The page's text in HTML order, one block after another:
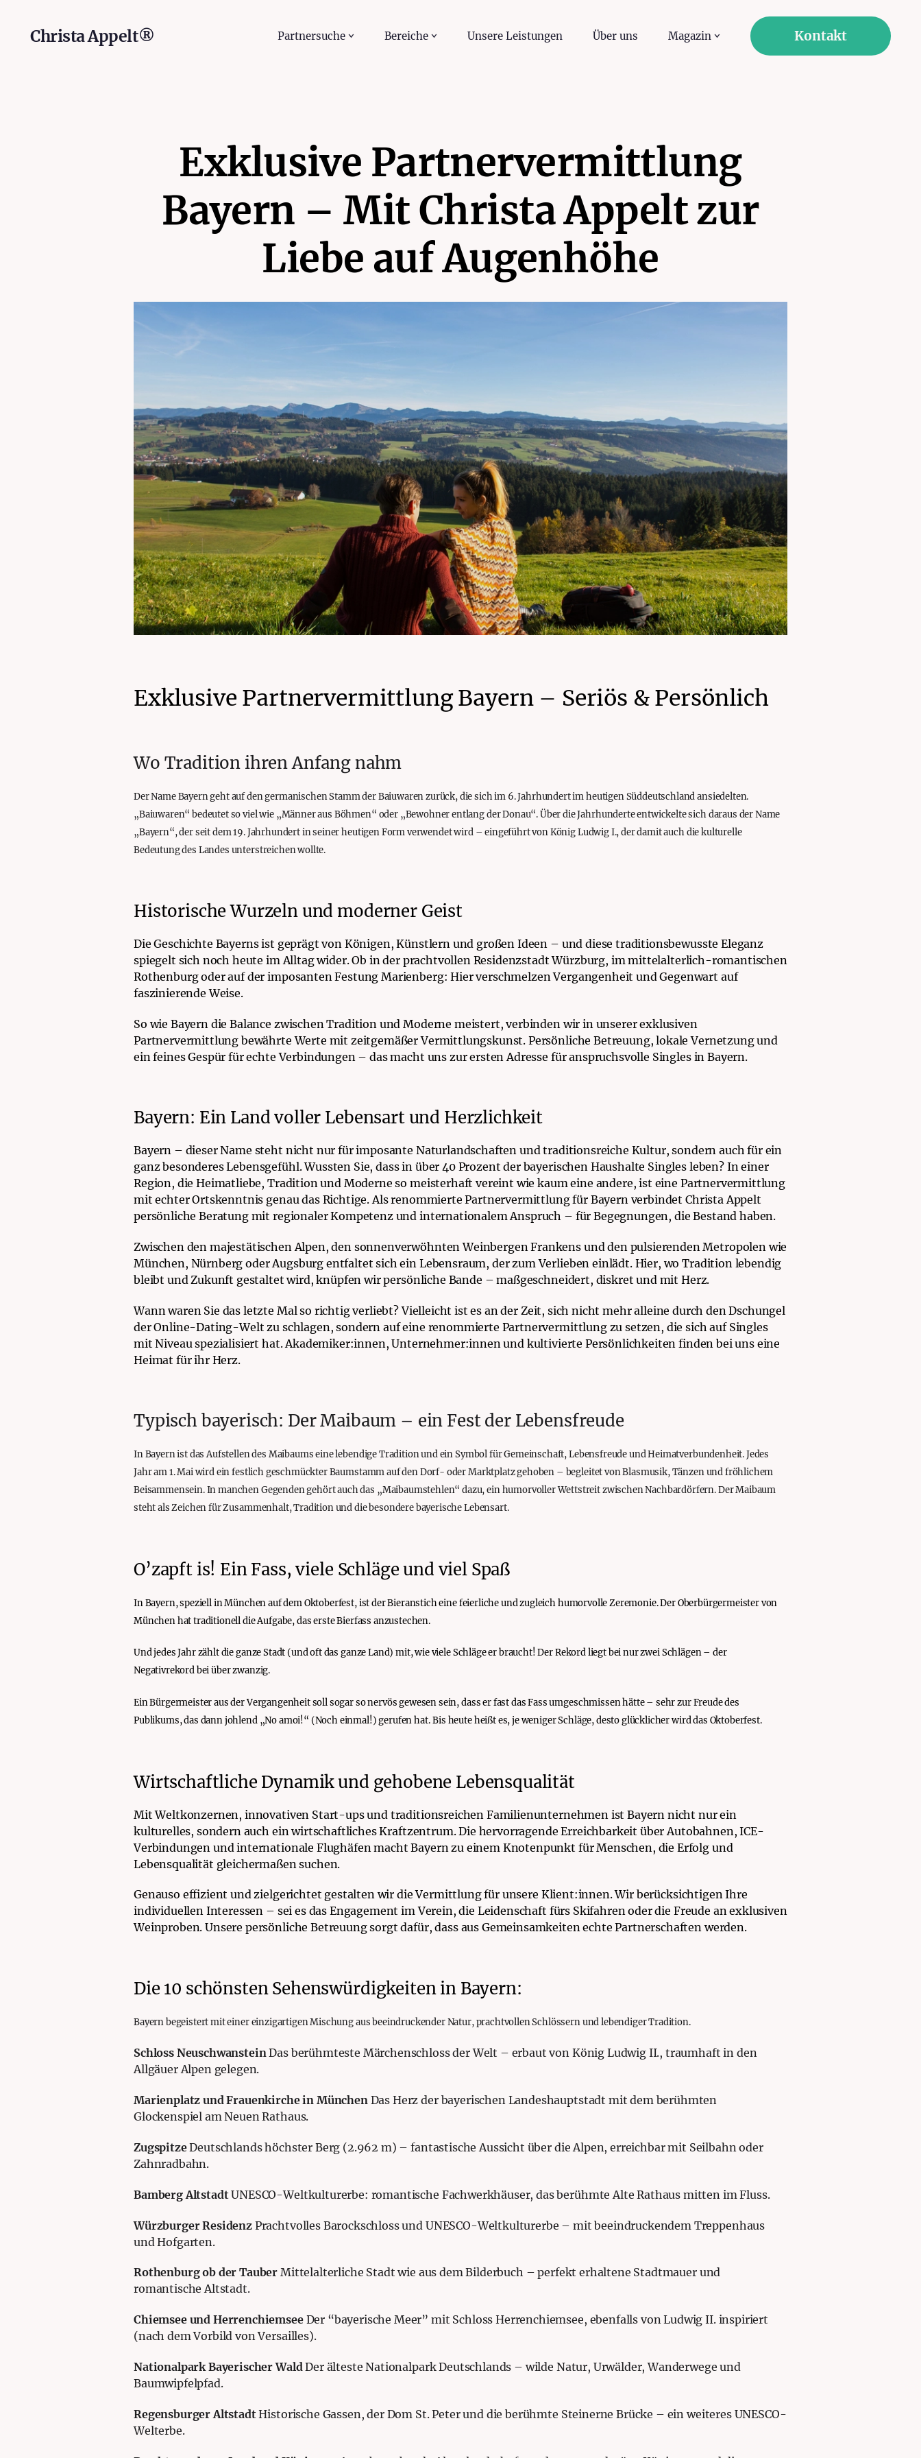
Christa Appelt® Partnersuche Bereiche Unsere Leistungen Über uns Magazin Kontakt
Exklusive Partnervermittlung
Bayern – Mit Christa Appelt zur
Liebe auf Augenhöhe
Exklusive Partnervermittlung Bayern – Seriös & Persönlich
Wo Tradition ihren Anfang nahm
Der Name Bayern geht auf den germanischen Stamm der Baiuwaren zurück, die sich im 6. Jahrhundert im heutigen Süddeutschland ansiedelten.
„Baiuwaren“ bedeutet so viel wie „Männer aus Böhmen“ oder „Bewohner entlang der Donau“. Über die Jahrhunderte entwickelte sich daraus der Name
„Bayern“, der seit dem 19. Jahrhundert in seiner heutigen Form verwendet wird – eingeführt von König Ludwig I., der damit auch die kulturelle
Bedeutung des Landes unterstreichen wollte.
Historische Wurzeln und moderner Geist
Die Geschichte Bayerns ist geprägt von Königen, Künstlern und großen Ideen – und diese traditionsbewusste Eleganz
spiegelt sich noch heute im Alltag wider. Ob in der prachtvollen Residenzstadt Würzburg, im mittelalterlich-romantischen
Rothenburg oder auf der imposanten Festung Marienberg: Hier verschmelzen Vergangenheit und Gegenwart auf
faszinierende Weise.
So wie Bayern die Balance zwischen Tradition und Moderne meistert, verbinden wir in unserer exklusiven
Partnervermittlung bewährte Werte mit zeitgemäßer Vermittlungskunst. Persönliche Betreuung, lokale Vernetzung und
ein feines Gespür für echte Verbindungen – das macht uns zur ersten Adresse für anspruchsvolle Singles in Bayern.
Bayern: Ein Land voller Lebensart und Herzlichkeit
Bayern – dieser Name steht nicht nur für imposante Naturlandschaften und traditionsreiche Kultur, sondern auch für ein
ganz besonderes Lebensgefühl. Wussten Sie, dass in über 40 Prozent der bayerischen Haushalte Singles leben? In einer
Region, die Heimatliebe, Tradition und Moderne so meisterhaft vereint wie kaum eine andere, ist eine Partnervermittlung
mit echter Ortskenntnis genau das Richtige. Als renommierte Partnervermittlung für Bayern verbindet Christa Appelt
persönliche Beratung mit regionaler Kompetenz und internationalem Anspruch – für Begegnungen, die Bestand haben.
Zwischen den majestätischen Alpen, den sonnenverwöhnten Weinbergen Frankens und den pulsierenden Metropolen wie
München, Nürnberg oder Augsburg entfaltet sich ein Lebensraum, der zum Verlieben einlädt. Hier, wo Tradition lebendig
bleibt und Zukunft gestaltet wird, knüpfen wir persönliche Bande – maßgeschneidert, diskret und mit Herz.
Wann waren Sie das letzte Mal so richtig verliebt? Vielleicht ist es an der Zeit, sich nicht mehr alleine durch den Dschungel
der Online-Dating-Welt zu schlagen, sondern auf eine renommierte Partnervermittlung zu setzen, die sich auf Singles
mit Niveau spezialisiert hat. Akademiker:innen, Unternehmer:innen und kultivierte Persönlichkeiten finden bei uns eine
Heimat für ihr Herz.
Typisch bayerisch: Der Maibaum – ein Fest der Lebensfreude
In Bayern ist das Aufstellen des Maibaums eine lebendige Tradition und ein Symbol für Gemeinschaft, Lebensfreude und Heimatverbundenheit. Jedes
Jahr am 1. Mai wird ein festlich geschmückter Baumstamm auf den Dorf- oder Marktplatz gehoben – begleitet von Blasmusik, Tänzen und fröhlichem
Beisammensein. In manchen Gegenden gehört auch das „Maibaumstehlen“ dazu, ein humorvoller Wettstreit zwischen Nachbardörfern. Der Maibaum
steht als Zeichen für Zusammenhalt, Tradition und die besondere bayerische Lebensart.
O’zapft is! Ein Fass, viele Schläge und viel Spaß
In Bayern, speziell in München auf dem Oktoberfest, ist der Bieranstich eine feierliche und zugleich humorvolle Zeremonie. Der Oberbürgermeister von
München hat traditionell die Aufgabe, das erste Bierfass anzustechen.
Und jedes Jahr zählt die ganze Stadt (und oft das ganze Land) mit, wie viele Schläge er braucht! Der Rekord liegt bei nur zwei Schlägen – der
Negativrekord bei über zwanzig.
Ein Bürgermeister aus der Vergangenheit soll sogar so nervös gewesen sein, dass er fast das Fass umgeschmissen hätte – sehr zur Freude des
Publikums, das dann johlend „No amoi!“ (Noch einmal!) gerufen hat. Bis heute heißt es, je weniger Schläge, desto glücklicher wird das Oktoberfest.
Wirtschaftliche Dynamik und gehobene Lebensqualität
Mit Weltkonzernen, innovativen Start-ups und traditionsreichen Familienunternehmen ist Bayern nicht nur ein
kulturelles, sondern auch ein wirtschaftliches Kraftzentrum. Die hervorragende Erreichbarkeit über Autobahnen, ICE-
Verbindungen und internationale Flughäfen macht Bayern zu einem Knotenpunkt für Menschen, die Erfolg und
Lebensqualität gleichermaßen suchen.
Genauso effizient und zielgerichtet gestalten wir die Vermittlung für unsere Klient:innen. Wir berücksichtigen Ihre
individuellen Interessen – sei es das Engagement im Verein, die Leidenschaft fürs Skifahren oder die Freude an exklusiven
Weinproben. Unsere persönliche Betreuung sorgt dafür, dass aus Gemeinsamkeiten echte Partnerschaften werden.
Die 10 schönsten Sehenswürdigkeiten in Bayern:
Bayern begeistert mit einer einzigartigen Mischung aus beeindruckender Natur, prachtvollen Schlössern und lebendiger Tradition.
Schloss NeuschwansteinDas berühmteste Märchenschloss der Welt – erbaut von König Ludwig II., traumhaft in den
Allgäuer Alpen gelegen.
Marienplatz und Frauenkirche in München Das Herz der bayerischen Landeshauptstadt mit dem berühmten
Glockenspiel am Neuen Rathaus.
ZugspitzeDeutschlands höchster Berg (2.962 m) – fantastische Aussicht über die Alpen, erreichbar mit Seilbahn oder
Zahnradbahn.
Bamberg AltstadtUNESCO-Weltkulturerbe: romantische Fachwerkhäuser, das berühmte Alte Rathaus mitten im Fluss.
Würzburger Residenz Prachtvolles Barockschloss und UNESCO-Weltkulturerbe – mit beeindruckendem Treppenhaus
und Hofgarten.
Rothenburg ob der Tauber Mittelalterliche Stadt wie aus dem Bilderbuch – perfekt erhaltene Stadtmauer und
romantische Altstadt.
Chiemsee und Herrenchiemsee Der “bayerische Meer” mit Schloss Herrenchiemsee, ebenfalls von Ludwig II. inspiriert
(nach dem Vorbild von Versailles).
Nationalpark Bayerischer WaldDer älteste Nationalpark Deutschlands – wilde Natur, Urwälder, Wanderwege und
Baumwipfelpfad.
Regensburger AltstadtHistorische Gassen, der Dom St. Peter und die berühmte Steinerne Brücke – ein weiteres UNESCO-
Welterbe.